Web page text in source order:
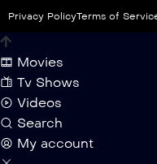
Privacy PolicyTerms of
Movies
Tv Shows
Videos
Search
My account